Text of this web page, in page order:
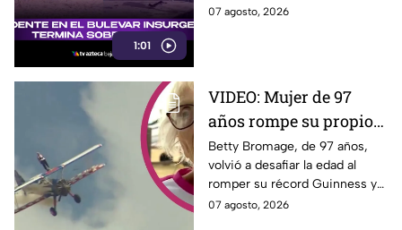
1:01
postes hoy junto al bulevar
07 agosto, 2026
VIDEO: Mujer de 97
años rompe su propio
Récord Guinness al
caminar sobre ala de
avión en vuelo;
acababa de sufrir un
Betty Bromage, de 97 años,
volvió a desafiar la edad al
romper su récord Guinness y
recaudar fondos para un
07 agosto, 2026